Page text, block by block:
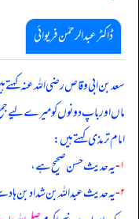
ڈاکٹر عبدالرحمٰن فریوائی
سعد بن ابی وقاص رضی الله عنہ کہتے
ماں اور باپ دونوں کو میرے لیے
امام ترمذی کہتے ہیں:
۱- یہ حدیث حسن صحیح ہے،
۲- یہ حدیث عبداللہ بن شداد بن